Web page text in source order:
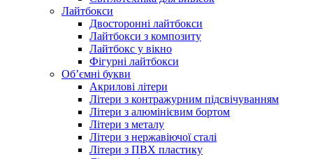
Лайтбокси
Двосторонні лайтбокси
Лайтбокси з композиту
Лайтбокс у вікно
Фігурні лайтбокси
Об’ємні букви
Акрилові літери
Літери з контражурним підсвічуванням
Літери з алюмінієвим бортом
Літери з металу
Літери з нержавіючої сталі
Літери з ПВХ пластику